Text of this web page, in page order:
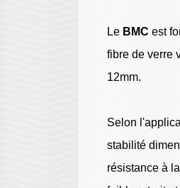
Le BMC est
fibre de verre
12mm.
Selon
stabilité
résistance à